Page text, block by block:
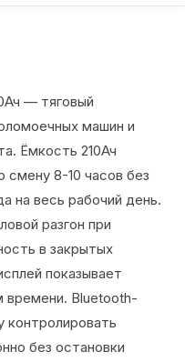
— тяговый
машин и
Ёмкость 210Ач
смену 8-10 часов без
на весь рабочий день.
разгон при
в закрытых
показывает
времени. Bluetooth-
контролировать
без остановки